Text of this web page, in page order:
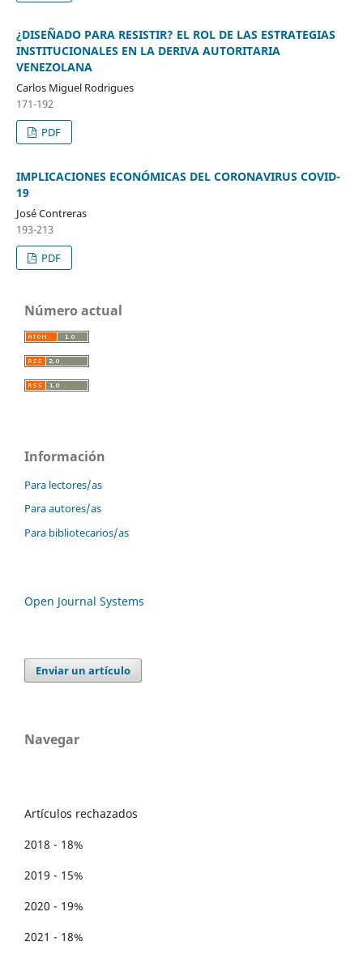
¿DISEÑADO PARA RESISTIR? EL ROL DE LAS ESTRATEGIAS
INSTITUCIONALES EN LA DERIVA AUTORITARIA
VENEZOLANA
Carlos Miguel Rodrigues
171-192
PDF
IMPLICACIONES ECONÓMICAS DEL CORONAVIRUS COVID-
19
José Contreras
193-213
PDF
Número actual
Información
Para lectores/as
Para autores/as
Para bibliotecarios/as
Open Journal Systems
Enviar un artículo
Navegar
Artículos rechazados
2018 - 18%
2019 - 15%
2020 - 19%
2021 - 18%